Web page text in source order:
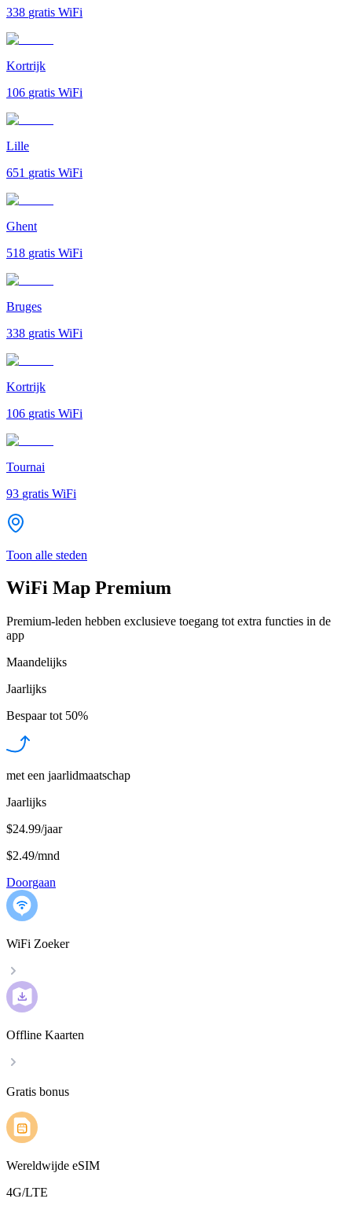
338 gratis WiFi
Kortrijk
106 gratis WiFi
Lille
651 gratis WiFi
Ghent
518 gratis WiFi
Bruges
338 gratis WiFi
Kortrijk
106 gratis WiFi
Tournai
93 gratis WiFi
Toon alle steden
WiFi Map Premium
Premium-leden hebben exclusieve toegang tot extra functies in de
app
Maandelijks
Jaarlijks
Bespaar tot 50%
met een jaarlidmaatschap
Jaarlijks
$24.99/jaar
$2.49/mnd
Doorgaan
WiFi Zoeker
Offline Kaarten
Gratis bonus
Wereldwijde eSIM
4G/LTE